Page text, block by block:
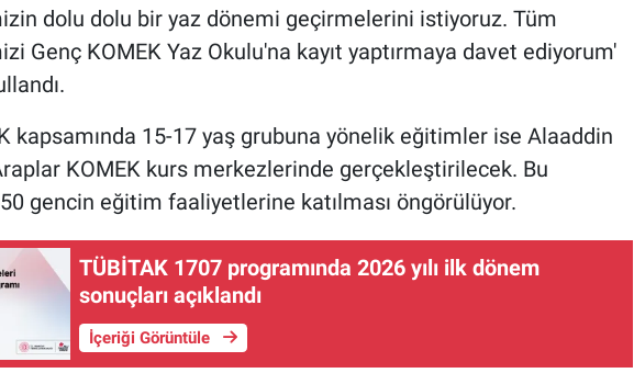
dolu dolu bir yaz dönemi geçirmelerini istiyoruz. Tüm
Genç KOMEK Yaz Okulu'na kayıt yaptırmaya davet ediyorum'
kapsamında 15-17 yaş grubuna yönelik eğitimler ise Alaaddin
KOMEK kurs merkezlerinde gerçekleştirilecek. Bu
gencin eğitim faaliyetlerine katılması öngörülüyor.
TÜBİTAK 1707 programında 2026 yılı ilk dönem
sonuçları açıklandı
İçeriği Görüntüle